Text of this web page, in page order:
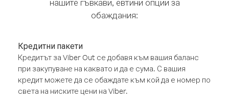
нашите гъвкави, евтини опции за
обаждания:
Кредитни пакети
Кредитът за Viber Out се добавя към вашия баланс
при закупуване на каквато и да е сума. С вашия
кредит можете да се обаждате към кой да е номер по
света на ниските цени на Viber.